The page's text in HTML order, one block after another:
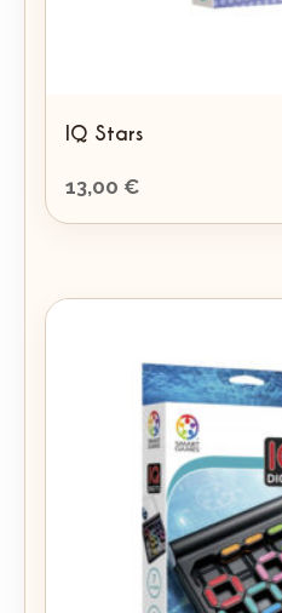
IQ Stars
13,00 €